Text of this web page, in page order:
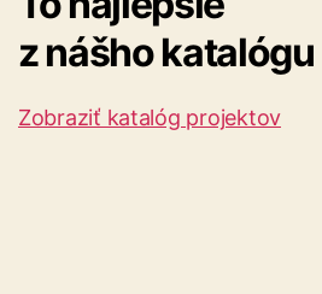
z nášho katalógu
Zobraziť katalóg projektov